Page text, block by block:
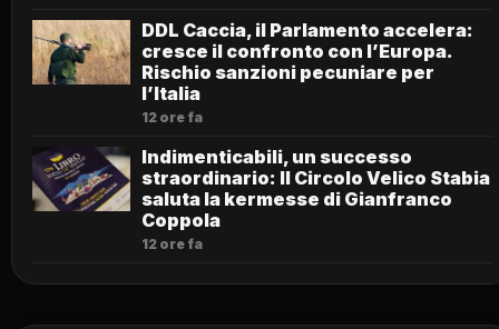
DDL Caccia, il Parlamento accelera:
cresce il confronto con l’Europa.
Rischio sanzioni pecuniare per
l’Italia
12 ore fa
Indimenticabili, un successo
straordinario: Il Circolo Velico Stabia
saluta la kermesse di Gianfranco
Coppola
12 ore fa